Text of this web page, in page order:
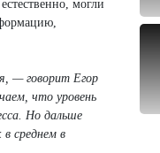
могли
— говорит Егор
что уровень
Но дальше
среднем в